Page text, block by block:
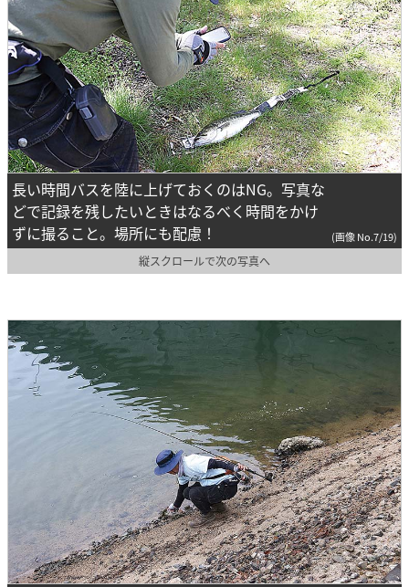
長い時間バスを陸に上げておくのはNG。写真な
どで記録を残したいときはなるべく時間をかけ
ずに撮ること。場所にも配慮！
(画像 No.7/19)
縦スクロールで次の写真へ